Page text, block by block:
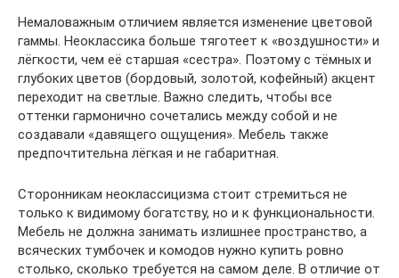
Немаловажным отличием является изменение цветовой
гаммы. Неоклассика больше тяготеет к «воздушности» и
лёгкости, чем её старшая «сестра». Поэтому с тёмных и
глубоких цветов (бордовый, золотой, кофейный) акцент
переходит на светлые. Важно следить, чтобы все
оттенки гармонично сочетались между собой и не
создавали «давящего ощущения». Мебель также
предпочтительна лёгкая и не габаритная.
Сторонникам неоклассицизма стоит стремиться не
только к видимому богатству, но и к функциональности.
Мебель не должна занимать излишнее пространство, а
всяческих тумбочек и комодов нужно купить ровно
столько, сколько требуется на самом деле. В отличие от